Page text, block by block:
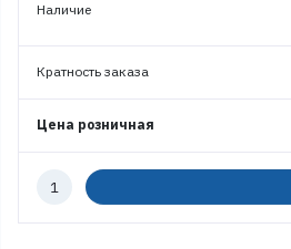
Наличие
Кратность заказа
Цена розничная
Количество